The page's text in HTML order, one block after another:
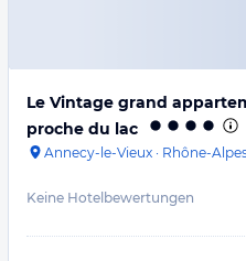
Le Vintage grand
proche du lac
Annecy-le-Vieux · Rhône-
Keine Hotelbewertungen